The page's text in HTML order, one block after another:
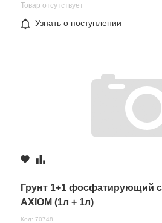
Товар отсутствует
Узнать о поступлении
Грунт 1+1 фосфатирующий
AXIOM (1л + 1л)
Код: 70748